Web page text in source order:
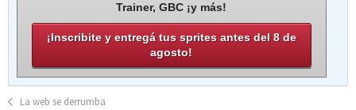
Trainer, GBC ¡y más!
¡Inscribite y entregá tus sprites antes del 8 de
agosto!
La web se derrumba